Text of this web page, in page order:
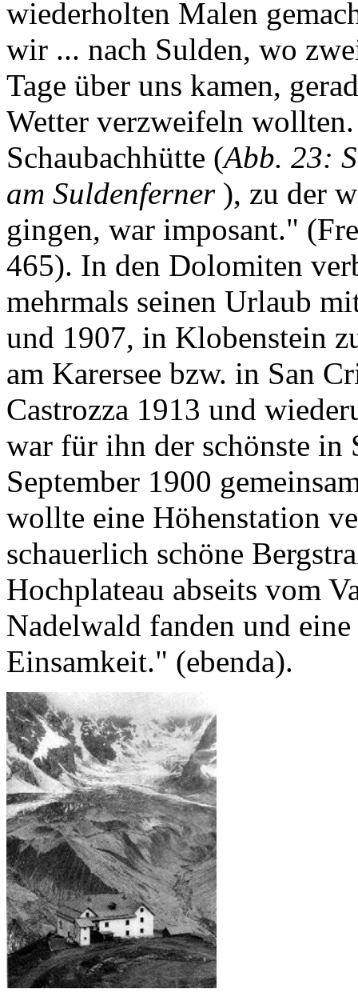
wiederholten Malen
wir ... nach Sulden, wo
Tage über uns kamen,
Wetter verzweifeln
Schaubachhütte (Abb. 23:
am Suldenferner ), zu der
gingen, war imposant."
465). In den Dolomiten
mehrmals seinen Urlaub
und 1907, in Klobenstein
am Karersee bzw. in San
Castrozza 1913 und
war für ihn der schönste
September 1900
wollte eine Höhenstation
schauerlich schöne
Hochplateau abseits vom
Nadelwald fanden und eine
Einsamkeit." (ebenda).